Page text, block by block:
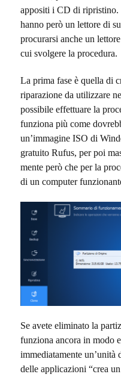
appositi i CD di
hanno però un lettore di
procurarsi anche un
cui svolgere la procedura.
La prima fase è quella di
riparazione da utilizzare
possibile effettuare la
funziona più come
un’immagine ISO di
gratuito Rufus, per poi
mente però che per la
di un computer
Se avete eliminato la
funziona ancora in modo
immediatamente
delle applicazioni “crea